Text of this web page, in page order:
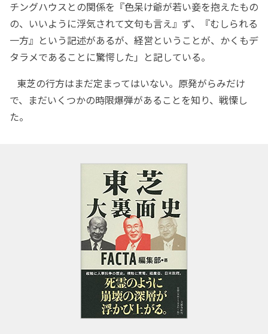
チングハウスとの関係を『色呆け爺が若い妾を抱えたもの
の、いいように浮気されて文句も言え』ず、『むしられる
一方』という記述があるが、経営ということが、かくもデ
タラメであることに驚愕した」と記している。
東芝の行方はまだ定まってはいない。原発がらみだけ
で、まだいくつかの時限爆弾があることを知り、戦慄し
た。